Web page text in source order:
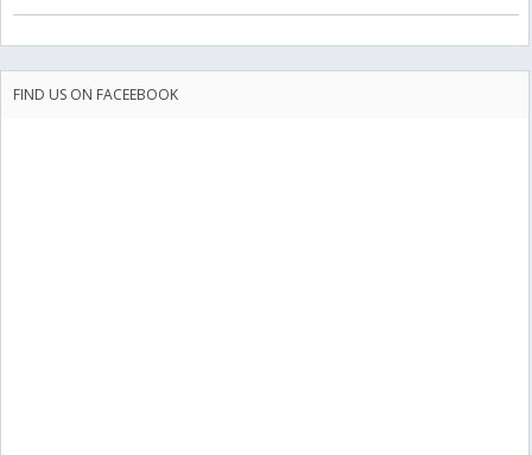
FIND US ON FACEEBOOK